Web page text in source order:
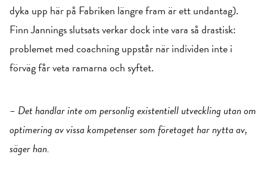
dyka upp här på Fabriken längre fram är ett undantag).
Finn Jannings slutsats verkar dock inte vara så drastisk:
problemet med coachning uppstår när individen inte i
förväg får veta ramarna och syftet.
– Det handlar inte om personlig existentiell utveckling utan om
optimering av vissa kompetenser som företaget har nytta av,
säger han.